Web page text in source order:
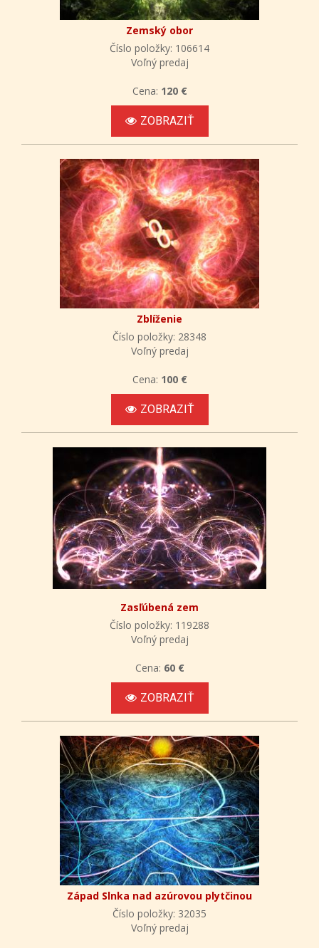
Zemský obor
Číslo položky: 106614
Voľný predaj
Cena: 120 €
ZOBRAZIŤ
Zblíženie
Číslo položky: 28348
Voľný predaj
Cena: 100 €
ZOBRAZIŤ
Zasľúbená zem
Číslo položky: 119288
Voľný predaj
Cena: 60 €
ZOBRAZIŤ
Západ Slnka nad azúrovou plytčinou
Číslo položky: 32035
Voľný predaj